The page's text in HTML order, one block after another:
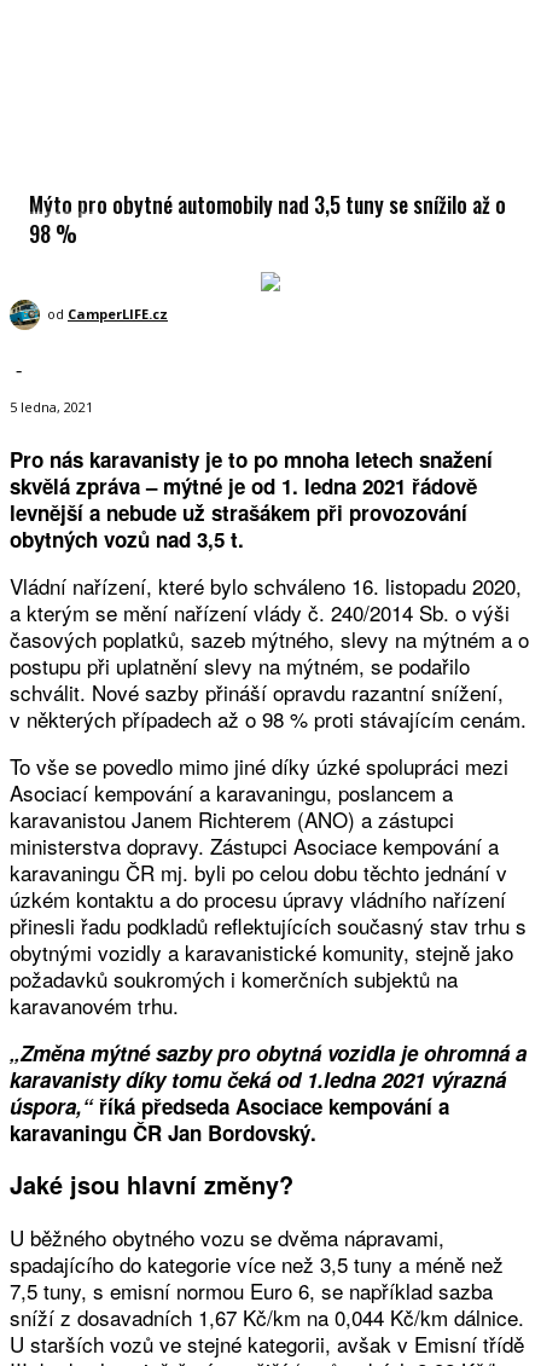
Mýto pro obytné automobily nad 3,5 tuny se snížilo až o
98 %
od CamperLIFE.cz
-
5 ledna, 2021
Pro nás karavanisty je to po mnoha letech snažení
skvělá zpráva – mýtné je od 1. ledna 2021 řádově
levnější a nebude už strašákem při provozování
obytných vozů nad 3,5 t.
Vládní nařízení, které bylo schváleno 16. listopadu 2020,
a kterým se mění nařízení vlády č. 240/2014 Sb. o výši
časových poplatků, sazeb mýtného, slevy na mýtném a o
postupu při uplatnění slevy na mýtném, se podařilo
schválit. Nové sazby přináší opravdu razantní snížení,
v některých případech až o 98 % proti stávajícím cenám.
To vše se povedlo mimo jiné díky úzké spolupráci mezi
Asociací kempování a karavaningu, poslancem a
karavanistou Janem Richterem (ANO) a zástupci
ministerstva dopravy. Zástupci Asociace kempování a
karavaningu ČR mj. byli po celou dobu těchto jednání v
úzkém kontaktu a do procesu úpravy vládního nařízení
přinesli řadu podkladů reflektujících současný stav trhu s
obytnými vozidly a karavanistické komunity, stejně jako
požadavků soukromých i komerčních subjektů na
karavanovém trhu.
„Změna mýtné sazby pro obytná vozidla je ohromná a
karavanisty díky tomu čeká od 1.ledna 2021 výrazná
úspora,“říká předseda Asociace kempování a
karavaningu ČR Jan Bordovský.
Jaké jsou hlavní změny?
U běžného obytného vozu se dvěma nápravami,
spadajícího do kategorie více než 3,5 tuny a méně než
7,5 tuny, s emisní normou Euro 6, se například sazba
sníží z dosavadních 1,67 Kč/km na 0,044 Kč/km dálnice.
U starších vozů ve stejné kategorii, avšak v Emisní třídě